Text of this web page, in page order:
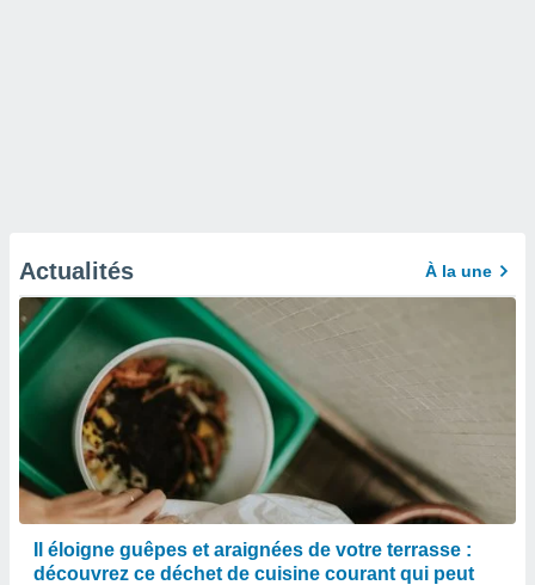
Actualités À la une
Il éloigne guêpes et araignées de votre terrasse :
découvrez ce déchet de cuisine courant qui peut